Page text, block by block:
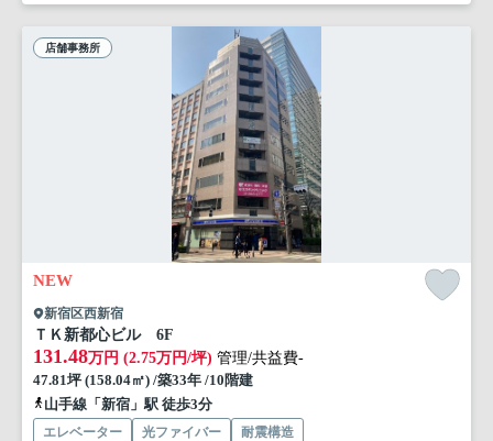
店舗事務所
NEW
新宿区西新宿
ＴＫ新都心ビル 6F
131.48万円 (2.75万円/坪) 管理/共益費-
47.81坪 (158.04㎡) /築33年 /10階建
山手線「新宿」駅 徒歩3分
エレベーター 光ファイバー
耐震構造